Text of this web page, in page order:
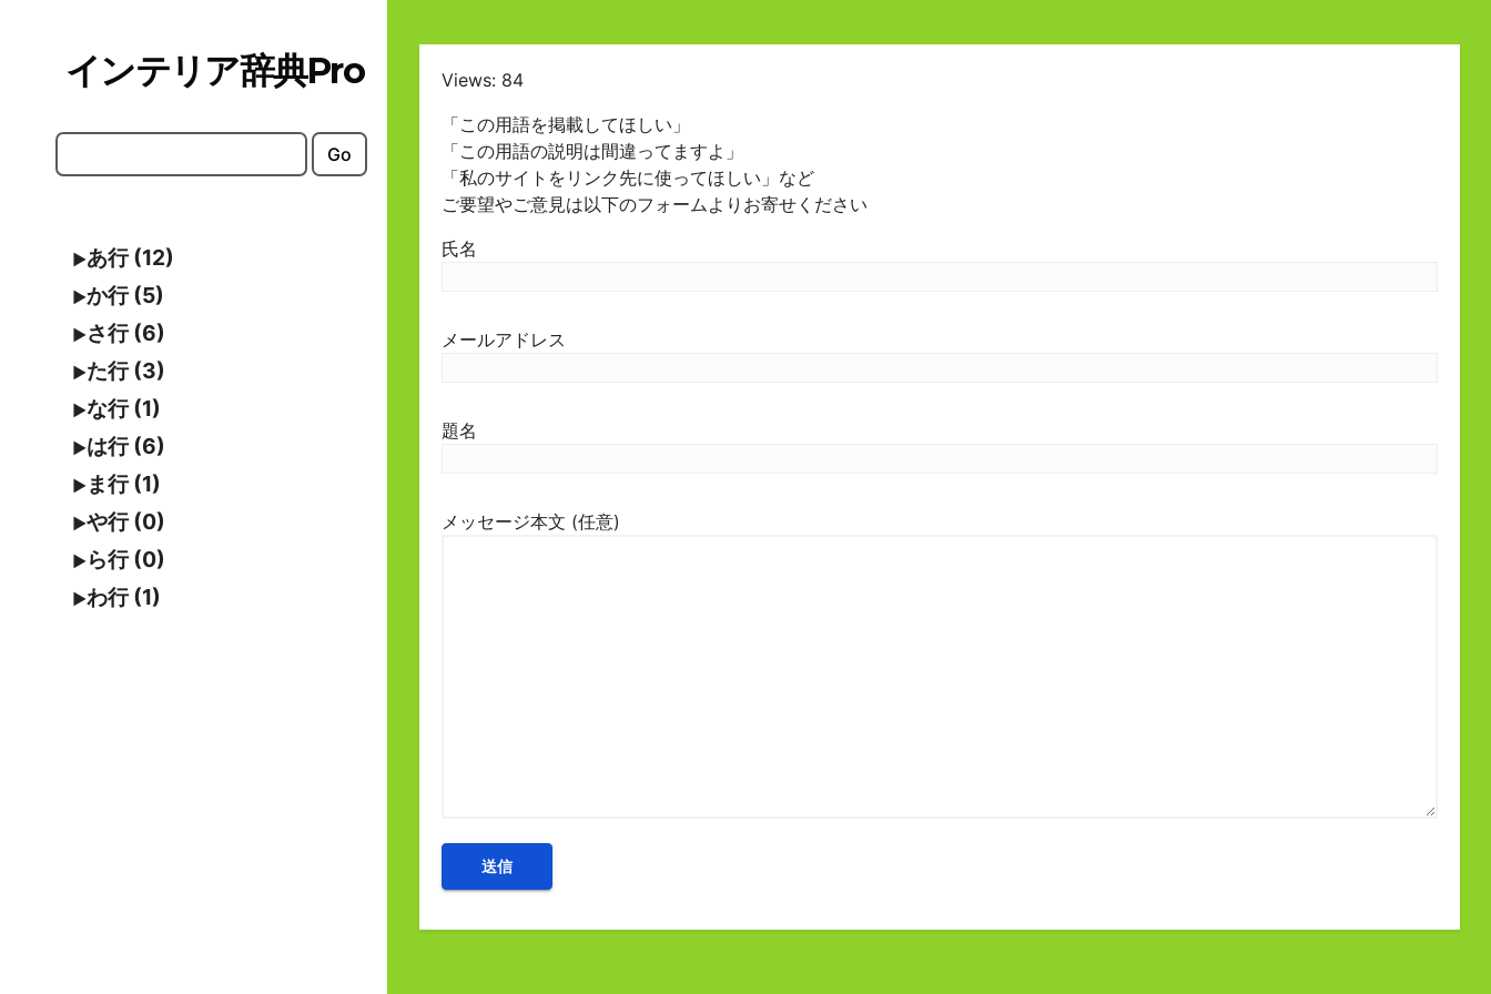
インテリア辞典Pro
Go
あ行 (12)
か行 (5)
さ行 (6)
た行 (3)
な行 (1)
は行 (6)
ま行 (1)
や行 (0)
ら行 (0)
わ行 (1)
Views: 84
「この用語を掲載してほしい」
「この用語の説明は間違ってますよ」
「私のサイトをリンク先に使ってほしい」など
ご要望やご意見は以下のフォームよりお寄せください
氏名
メールアドレス
題名
メッセージ本文 (任意)